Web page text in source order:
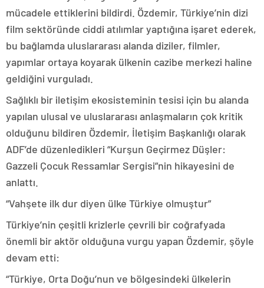
mücadele ettiklerini bildirdi. Özdemir, Türkiye’nin dizi
film sektöründe ciddi atılımlar yaptığına işaret ederek,
bu bağlamda uluslararası alanda diziler, filmler,
yapımlar ortaya koyarak ülkenin cazibe merkezi haline
geldiğini vurguladı.
Sağlıklı bir iletişim ekosisteminin tesisi için bu alanda
yapılan ulusal ve uluslararası anlaşmaların çok kritik
olduğunu bildiren Özdemir, İletişim Başkanlığı olarak
ADF’de düzenledikleri “Kurşun Geçirmez Düşler:
Gazzeli Çocuk Ressamlar Sergisi”nin hikayesini de
anlattı.
“Vahşete ilk dur diyen ülke Türkiye olmuştur”
Türkiye’nin çeşitli krizlerle çevrili bir coğrafyada
önemli bir aktör olduğuna vurgu yapan Özdemir, şöyle
devam etti:
“Türkiye, Orta Doğu’nun ve bölgesindeki ülkelerin